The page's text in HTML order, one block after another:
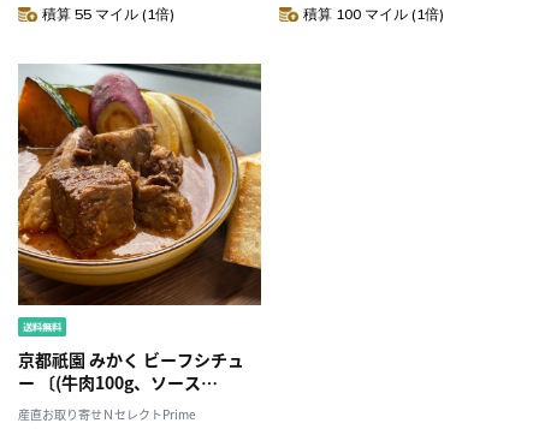
積算 55 マイル (1倍) 積算 100 マイル (1倍)
京都祇園 みかく ビーフシチュ
ー 〔(牛肉100g、ソース
150g)×6〕
産直お取り寄せＮセレクトPrime